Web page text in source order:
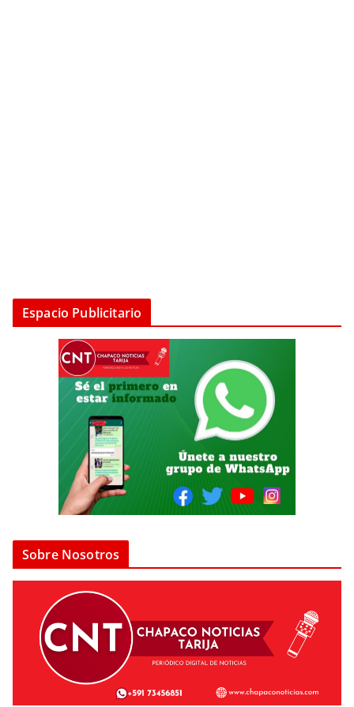
Espacio Publicitario
Sobre Nosotros